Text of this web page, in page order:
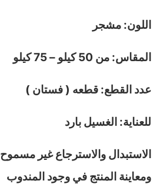
اللون: مشجر
المقاس: من 50 كيلو – 75 كيلو
عدد القطع: قطعه ( فستان )
للعناية: الغسيل بارد
الاستبدال والاسترجاع غير مسموح
ومعاينة المنتج في وجود المندوب